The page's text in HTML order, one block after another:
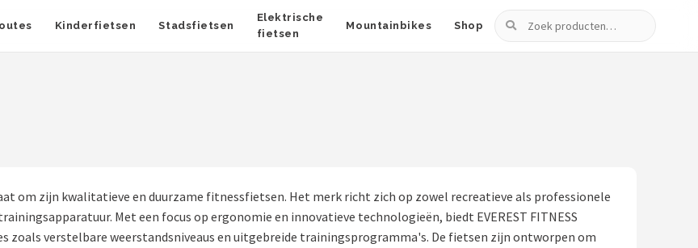
Kinderfietsen Stadsfietsen
Elektrische
fietsen
Mountainbikes Shop
Zoeken
om zijn kwalitatieve en duurzame fitnessfietsen. Het merk richt zich op zowel recreatieve als professionele
Met een focus op ergonomie en innovatieve technologieën, biedt EVEREST FITNESS
zoals verstelbare weerstandsniveaus en uitgebreide trainingsprogramma's. De fietsen zijn ontworpen om